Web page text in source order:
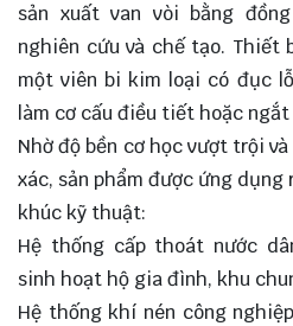
sản xuất van vòi bằng
nghiên cứu và chế tạo. Thiết
một viên bi kim loại có đục
làm cơ cấu điều tiết hoặc
Nhờ độ bền cơ học vượt trội
xác, sản phẩm được ứng
khúc kỹ thuật:
Hệ thống cấp thoát nước
sinh hoạt hộ gia đình, khu
Hệ thống khí nén công